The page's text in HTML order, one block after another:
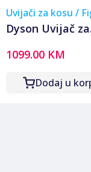
Uvijači za kosu /
Dyson Uvijač za
Bluetooth,
Multistyler -
1099.00 KM
Dodaj u